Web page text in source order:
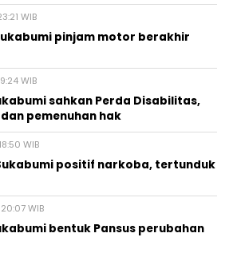
WIB
pinjam motor berakhir
WIB
sahkan Perda Disabilitas,
pemenuhan hak
WIB
positif narkoba, tertunduk
WIB
bentuk Pansus perubahan